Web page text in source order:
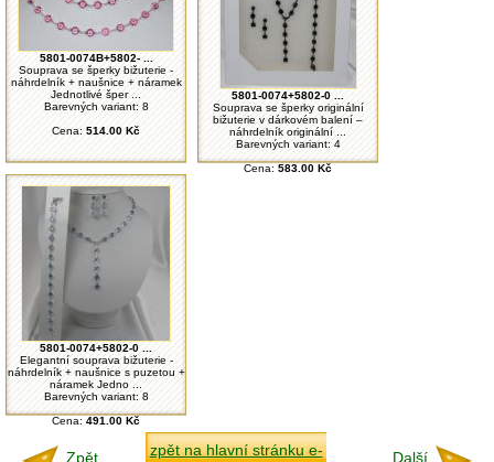
5801-0074B+5802- ...
Souprava se šperky bižuterie -
náhrdelník + naušnice + náramek
Jednotlivé šper ...
Barevných variant: 8
Cena: 514.00 Kč
5801-0074+5802-0 ...
Souprava se šperky originální
bižuterie v dárkovém balení –
náhrdelník originální ...
Barevných variant: 4
Cena: 583.00 Kč
5801-0074+5802-0 ...
Elegantní souprava bižuterie -
náhrdelník + naušnice s puzetou +
náramek Jedno ...
Barevných variant: 8
Cena: 491.00 Kč
Zpět
zpět na hlavní stránku e-
Další